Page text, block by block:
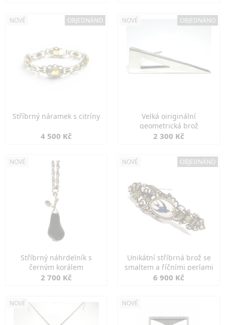
NOVÉ OBJEDNÁNO
Stříbrný náramek s citríny
4 500 Kč
NOVÉ OBJEDNÁNO
Velká oiriginální
geometrická brož
2 300 Kč
NOVÉ
Stříbrný náhrdelník s
černým korálem
2 700 Kč
NOVÉ OBJEDNÁNO
Unikátní stříbrná brož se
smaltem a říčními perlami
6 900 Kč
NOVÉ NOVÉ